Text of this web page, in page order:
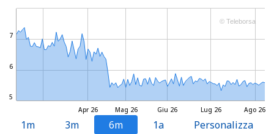
Mag 26 Lug 26
Apr 26 Giu 26 Ago 26
5
6
7
© Teleborsa
1m 3m 6m 1a Personalizza